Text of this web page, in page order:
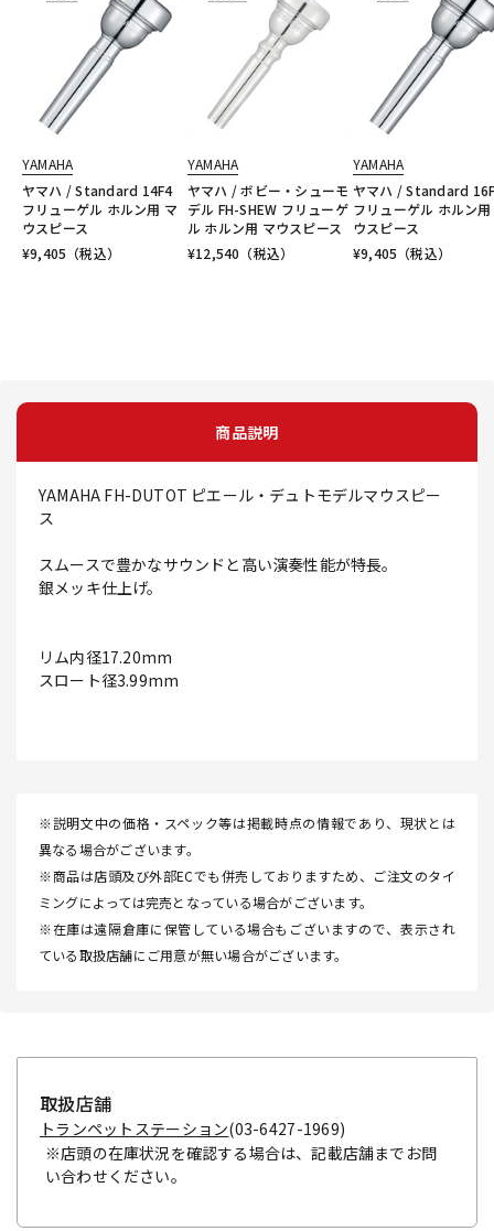
YAMAHA
ヤマハ / Standard 14F4
フリューゲル ホルン用 マ
ウスピース
¥9,405 （税込）
YAMAHA
ヤマハ / ボビー・シューモ
デル FH-SHEW フリューゲ
ル ホルン用 マウスピース
¥12,540 （税込）
YAMAHA
ヤマハ / Standard
フリューゲル ホルン
ウスピース
¥9,405 （税込）
商品説明
YAMAHA FH-DUTOT ピエール・デュトモデルマウスピー
ス
スムースで豊かなサウンドと高い演奏性能が特長。
銀メッキ仕上げ。
リム内径17.20mm
スロート径3.99mm
※説明文中の価格・スペック等は掲載時点の情報であり、現状とは
異なる場合がございます。
※商品は店頭及び外部ECでも併売しておりますため、ご注文のタイ
ミングによっては完売となっている場合がございます。
※在庫は遠隔倉庫に保管している場合もございますので、表示され
ている取扱店舗にご用意が無い場合がございます。
取扱店舗
トランペットステーション(03-6427-1969)
※店頭の在庫状況を確認する場合は、記載店舗までお問
い合わせください。